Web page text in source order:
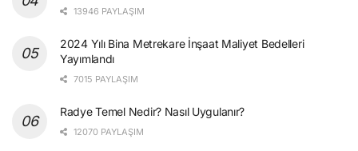
13946 PAYLAŞIM
2024 Yılı Bina Metrekare İnşaat Maliyet Bedelleri
Yayımlandı
7015 PAYLAŞIM
Radye Temel Nedir? Nasıl Uygulanır?
12070 PAYLAŞIM